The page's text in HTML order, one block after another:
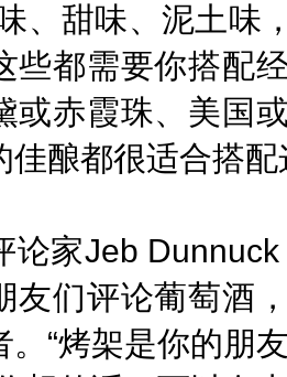
、甜味、泥土味
些都需要你搭配
或赤霞珠、美国
佳酿都很适合搭配
论家Jeb Dunnuck
友们评论葡萄酒
。“烤架是你的朋